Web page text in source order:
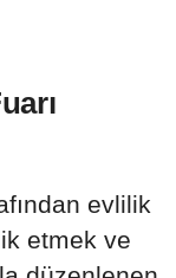
evlilik
etmek ve